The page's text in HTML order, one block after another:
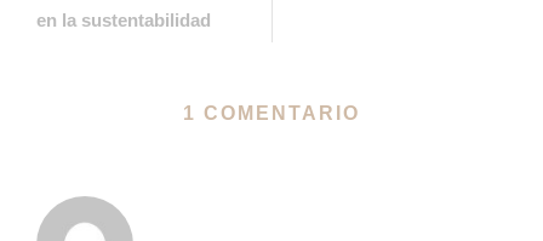
en la sustentabilidad
1 COMENTARIO